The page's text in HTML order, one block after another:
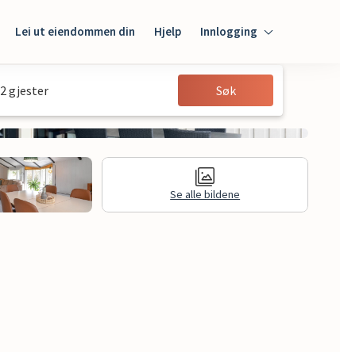
Lei ut eiendommen din Hjelp Innlogging
Innlogging
Gjest
2 gjester Søk
Se alle bildene